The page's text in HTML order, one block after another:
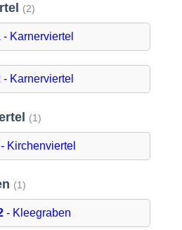
(2)
- Karnerviertel
- Karnerviertel
(1)
- Kirchenviertel
(1)
- Kleegraben